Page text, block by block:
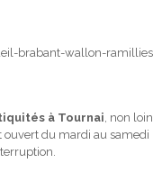
à Tournai , non loin
ouvert du mardi au samedi